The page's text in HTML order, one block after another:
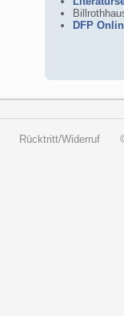
DFP
Rücktritt/Widerruf